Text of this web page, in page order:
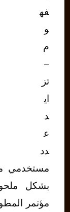
فه
و
م
–
تز
اي
د
ع
دد
مستخدمي
بشكل
مؤتمر